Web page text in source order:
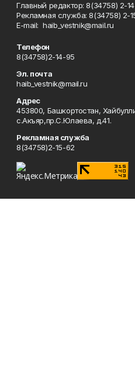
Главный редактор: 8(34758) 2-
Рекламная служба: 8(34758) 2-
Е-mаil: haib_vestnik@mail.ru
Телефон
8(34758)2-14-95
Эл. почта
haib_vestnik@mail.ru
Адрес
453800, Башкортостан,
с.Акъяр,пр.С.Юлаева, д.41.
Рекламная служба
8(34758)2-15-62